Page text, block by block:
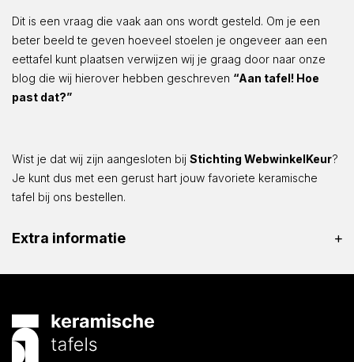
Dit is een vraag die vaak aan ons wordt gesteld. Om je een
beter beeld te geven hoeveel stoelen je ongeveer aan een
eettafel kunt plaatsen verwijzen wij je graag door naar onze
blog die wij hierover hebben geschreven “Aan tafel! Hoe
past dat?”
Wist je dat wij zijn aangesloten bij Stichting WebwinkelKeur?
Je kunt dus met een gerust hart jouw favoriete keramische
tafel bij ons bestellen.
Extra informatie